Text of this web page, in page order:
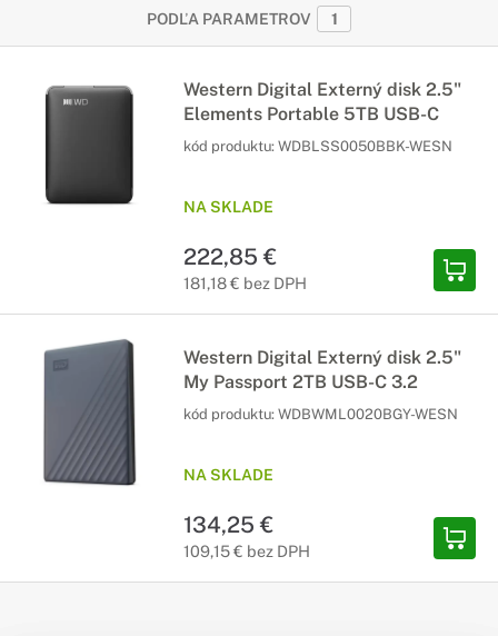
PODĽA PARAMETROV 1
Western Digital Externý disk 2.5"
Elements Portable 5TB USB-C
kód produktu: WDBLSS0050BBK-WESN
NA SKLADE
222,85 €
181,18 € bez DPH
Western Digital Externý disk 2.5"
My Passport 2TB USB-C 3.2
kód produktu: WDBWML0020BGY-WESN
NA SKLADE
134,25 €
109,15 € bez DPH